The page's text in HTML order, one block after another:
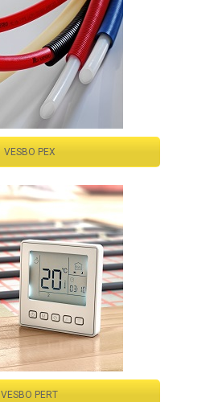
VESBO PEX
VESBO PERT